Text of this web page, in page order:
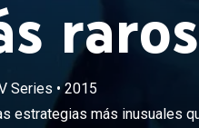
raros
Series •2015
estrategias más inusuales
Un análisis de
animales desarrollan